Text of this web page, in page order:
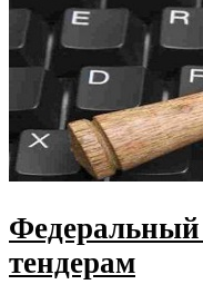
Федеральный
тендерам